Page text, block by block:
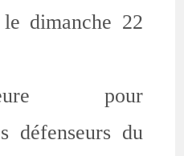
dimanche 22
pour
défenseurs du